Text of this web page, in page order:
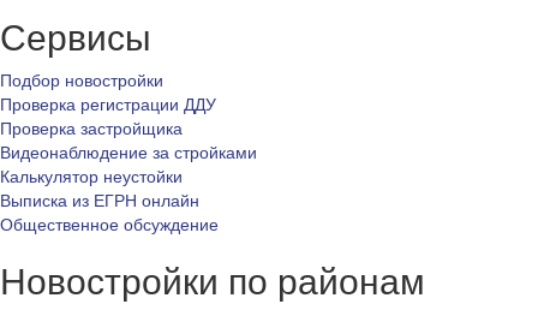
Сервисы
Подбор новостройки
Проверка регистрации ДДУ
Проверка застройщика
Видеонаблюдение за стройками
Калькулятор неустойки
Выписка из ЕГРН онлайн
Общественное обсуждение
Новостройки по районам